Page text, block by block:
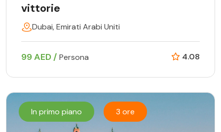
vittorie
Dubai, Emirati Arabi Uniti
99 AED / Persona 4.08
In primo piano 3 ore